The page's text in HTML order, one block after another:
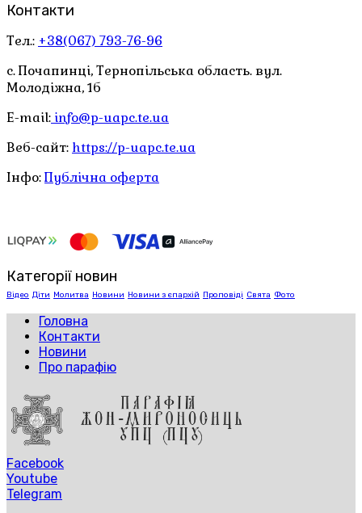
Контакти
Тел.: +38(067) 793-76-96
с. Почапинці, Тернопільська область. вул.
Молодіжна, 1б
E-mail: info@p-uapc.te.ua
Веб-сайт: https://p-uapc.te.ua
Інфо:Публічна оферта
Категорії новин
Відео Діти Молитва Новини Новини з єпархій Проповіді Свята Фото
Головна
Контакти
Новини
Про парафію
Facebook
Youtube
Telegram